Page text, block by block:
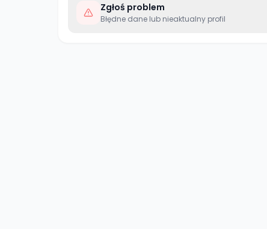
Zgłoś problem
Błędne dane lub nieaktualny profil